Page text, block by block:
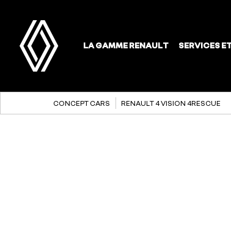
CONCEPT CARS RENAULT 4 VISION 4RESCUE